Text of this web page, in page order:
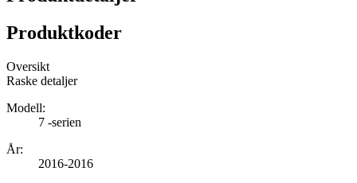
Produktkoder
Oversikt
Raske detaljer
Modell:
7 -serien
År:
2016-2016